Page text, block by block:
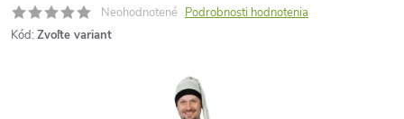
Neohodnotené Podrobnosti hodnotenia
Kód: Zvoľte variant